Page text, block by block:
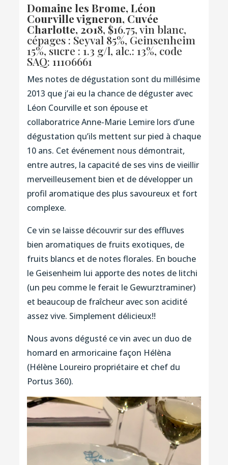
Domaine les Brome, Léon
Courville vigneron, Cuvée
Charlotte, 2018, $16.75, vin blanc,
cépages : Seyval 85%, Geinsenheim
15%, sucre : 1.3 g/l, alc.: 13%, code
SAQ: 11106661
Mes notes de dégustation sont du millésime
2013 que j’ai eu la chance de déguster avec
Léon Courville et son épouse et
collaboratrice Anne-Marie Lemire lors d’une
dégustation qu’ils mettent sur pied à chaque
10 ans. Cet événement nous démontrait,
entre autres, la capacité de ses vins de vieillir
merveilleusement bien et de développer un
profil aromatique des plus savoureux et fort
complexe.
Ce vin se laisse découvrir sur des effluves
bien aromatiques de fruits exotiques, de
fruits blancs et de notes florales. En bouche
le Geisenheim lui apporte des notes de litchi
(un peu comme le ferait le Gewurztraminer)
et beaucoup de fraîcheur avec son acidité
assez vive. Simplement délicieux!!
Nous avons dégusté ce vin avec un duo de
homard en armoricaine façon Hélèna
(Hélène Loureiro propriétaire et chef du
Portus 360).